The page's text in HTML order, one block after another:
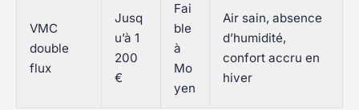
VMC
double
flux
Jusq
u’à 1
200
€
Fai
ble
à
Mo
yen
Air sain, absence
d’humidité,
confort accru en
hiver